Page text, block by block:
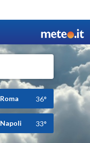
Roma 36°
Napoli 33°